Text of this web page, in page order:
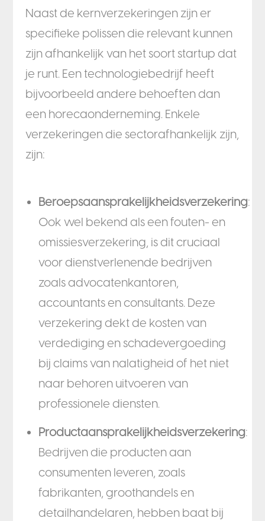
Naast de kernverzekeringen zijn er
specifieke polissen die relevant kunnen
zijn afhankelijk van het soort startup dat
je runt. Een technologiebedrijf heeft
bijvoorbeeld andere behoeften dan
een horecaonderneming. Enkele
verzekeringen die sectorafhankelijk zijn,
zijn:
Beroepsaansprakelijkheidsverzekering:
Ook wel bekend als een fouten- en
omissiesverzekering, is dit cruciaal
voor dienstverlenende bedrijven
zoals advocatenkantoren,
accountants en consultants. Deze
verzekering dekt de kosten van
verdediging en schadevergoeding
bij claims van nalatigheid of het niet
naar behoren uitvoeren van
professionele diensten.
Productaansprakelijkheidsverzekering:
Bedrijven die producten aan
consumenten leveren, zoals
fabrikanten, groothandels en
detailhandelaren, hebben baat bij